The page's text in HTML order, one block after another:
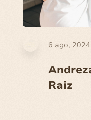
6 ago, 2024
Raiz